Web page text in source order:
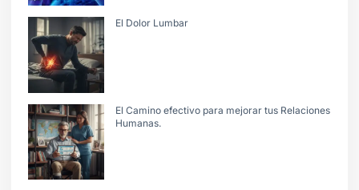
El Dolor Lumbar
El Camino efectivo para mejorar tus Relaciones
Humanas.